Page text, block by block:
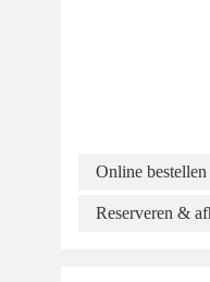
Online bestellen
Reserveren &